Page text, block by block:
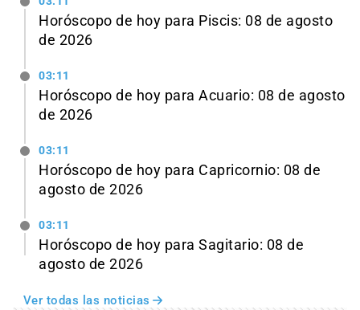
Horóscopo de hoy para Piscis: 08 de agosto
de 2026
03:11
Horóscopo de hoy para Acuario: 08 de agosto
de 2026
03:11
Horóscopo de hoy para Capricornio: 08 de
agosto de 2026
03:11
Horóscopo de hoy para Sagitario: 08 de
agosto de 2026
Ver todas las noticias